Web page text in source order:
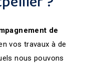
de
vos travaux à de
nous pouvons